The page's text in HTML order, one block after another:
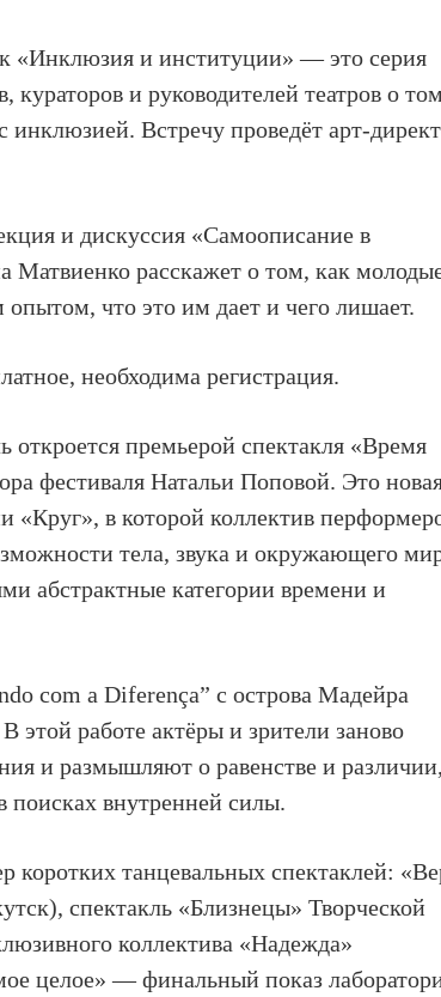
«Инклюзия и институции» — это серия
кураторов и руководителей театров о
инклюзией. Встречу проведёт арт-
и дискуссия «Самоописание в
Матвиенко расскажет о том, как
что это им дает и чего лишает.
необходима регистрация.
премьерой спектакля «Время
фестиваля Натальи Поповой. Это
«Круг», в которой коллектив
тела, звука и окружающего
абстрактные категории времени и
com a Diferença” с острова Мадейра
этой работе актёры и зрители заново
и размышляют о равенстве и различии,
поисках внутренней силы.
коротких танцевальных спектаклей:
спектакль «Близнецы» Творческой
коллектива «Надежда»
целое» — финальный показ